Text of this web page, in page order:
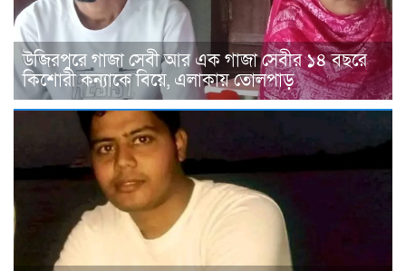
উজিরপুরে গাজা সেবী আর এক গাজা সেবীর ১৪ বছরে
কিশোরী কন্যাকে বিয়ে, এলাকায় তোলপাড়